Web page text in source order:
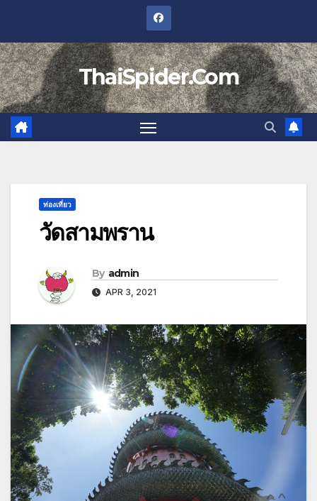
content
ThaiSpider.Com
ท่องเที่ยว
วัดสามพราน
By admin
APR 3, 2021